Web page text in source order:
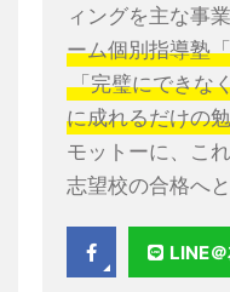
ィングを主な事
ーム個別指導塾
「完璧にできな
に成れるだけの
モットーに、こ
志望校の合格へ
LINE